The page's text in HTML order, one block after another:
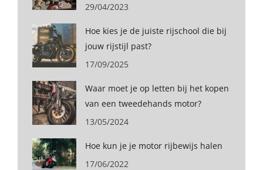
29/04/2023
Hoe kies je de juiste rijschool die bij
jouw rijstijl past?
17/09/2025
Waar moet je op letten bij het kopen
van een tweedehands motor?
13/05/2024
Hoe kun je je motor rijbewijs halen
17/06/2022